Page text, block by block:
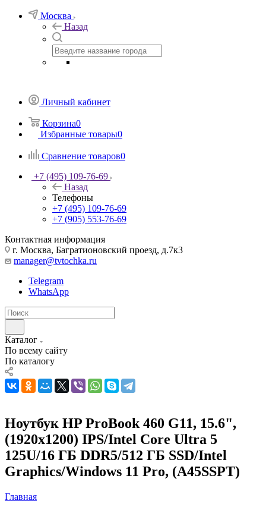
Москва
Назад
Личный кабинет
Корзина0
Избранные товары0
Сравнение товаров0
+7 (495) 109-76-69
Назад
Телефоны
+7 (495) 109-76-69
+7 (905) 553-76-69
Контактная информация
г. Москва, Багратионовский проезд, д.7к3
manager@tvtochka.ru
Telegram
WhatsApp
Каталог
По всему сайту
По каталогу
Ноутбук HP ProBook 460 G11, 15.6",
(1920x1200) IPS/Intel Core Ultra 5
125U/16 ГБ DDR5/512 ГБ SSD/Intel
Graphics/Windows 11 Pro, (A45SSPT)
Главная